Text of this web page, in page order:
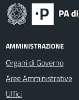
AMMINISTRAZIONE
Organi di Governo
Aree Amministrative
Uffici